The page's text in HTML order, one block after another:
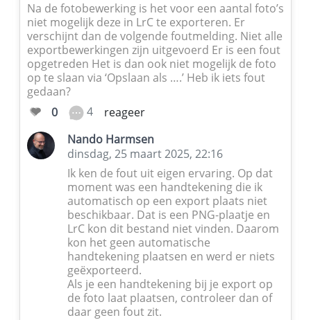
Na de fotobewerking is het voor een aantal foto’s
niet mogelijk deze in LrC te exporteren. Er
verschijnt dan de volgende foutmelding. Niet alle
exportbewerkingen zijn uitgevoerd Er is een fout
opgetreden Het is dan ook niet mogelijk de foto
op te slaan via ‘Opslaan als ….’ Heb ik iets fout
gedaan?
0
4
reageer
Nando Harmsen
dinsdag, 25 maart 2025, 22:16
Ik ken de fout uit eigen ervaring. Op dat
moment was een handtekening die ik
automatisch op een export plaats niet
beschikbaar. Dat is een PNG-plaatje en
LrC kon dit bestand niet vinden. Daarom
kon het geen automatische
handtekening plaatsen en werd er niets
geëxporteerd.
Als je een handtekening bij je export op
de foto laat plaatsen, controleer dan of
daar geen fout zit.